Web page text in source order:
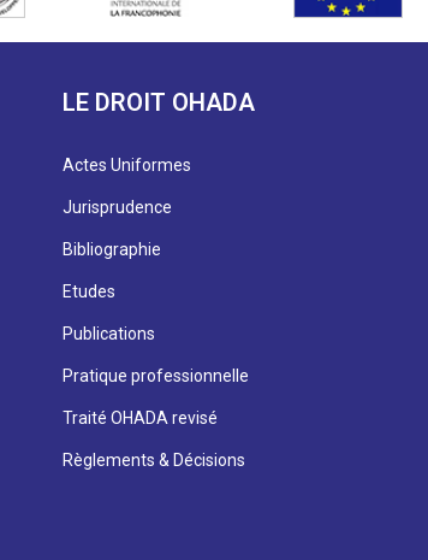
LE DROIT OHADA
Actes Uniformes
Jurisprudence
Bibliographie
Etudes
Publications
Pratique professionnelle
Traité OHADA revisé
Règlements & Décisions